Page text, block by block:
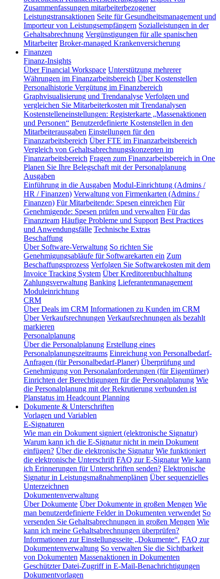
Zusammenfassungen mitarbeiterbezogener
Leistungstransaktionen Seite für Gesundheitsmanagement und
Importeur von Leistungsempfängern Sozialleistungen in der
Gehaltsabrechnung Vergünstigungen für alle spanischen
Mitarbeiter Broker-managed Krankenversicherung
Finanzen
Finanz-Insights
Über Financial Workspace Unterstützung mehrerer
Währungen im Finanzarbeitsbereich Über Kostenstellen
Personalhistorie Vergütung im Finanzbereich
Graphvisualisierung und Trendanalyse Verfolgen und
vergleichen Sie Mitarbeiterkosten mit Trendanalysen
Kostenstelleneinstellungen: Registerkarte „Massenaktionen
und Personen“ Benutzerdefinierte Kostenstellen in den
Mitarbeiterausgaben Einstellungen für den
Finanzarbeitsbereich Über FTE im Finanzarbeitsbereich
Vergleich von Gehaltsabrechnungskonzepten im
Finanzarbeitsbereich Fragen zum Finanzarbeitsbereich in One
Planen Sie Ihre Belegschaft mit der Personalplanung
Ausgaben
Einführung in die Ausgaben Modul-Einrichtung (Admins /
HR / Finanzen) Verwaltung von Firmenkarten (Admins /
Finanzen) Für Mitarbeitende: Spesen einreichen Für
Genehmigende: Spesen prüfen und verwalten Für das
Finanzteam Häufige Probleme und Support Best Practices
und Anwendungsfälle Technische Extras
Beschaffung
Über Software-Verwaltung So richten Sie
Genehmigungsabläufe für Softwarekarten ein Zum
Beschaffungsprozess Verfolgen Sie Softwarekosten mit dem
Invoice Tracking System Über Kreditorenbuchhaltung
Zahlungsverwaltung Banking Lieferantenmanagement
Moduleinrichtung
CRM
Über Deals im CRM Informationen zu Kunden im CRM
Über Verkaufsrechnungen Verkaufsrechnungen als bezahlt
markieren
Personalplanung
Über die Personalplanung Erstellung eines
Personalplanungszeitraums Einreichung von Personalbedarf-
Anfragen (für Personalbedarf-Planer) Überprüfung und
Genehmigung von Personalanforderungen (für Eigentümer)
Einrichten der Berechtigungen für die Personalplanung Wie
die Personalplanung mit der Rekrutierung verbunden ist
Planstatus im Headcount Planning
Dokumente & Unterschriften
Vorlagen und Variablen
E-Signaturen
Wie man ein Dokument signiert (elektronische Signatur)
Warum kann ich die E-Signatur nicht in mein Dokument
einfügen? Über die elektronische Signatur Wie funktioniert
die elektronische Unterschrift FAQ zur E-Signatur Wie kann
ich Erinnerungen für Unterschriften senden? Elektronische
Signatur in Leistungsmaßnahmenplänen Über sequenzielles
Unterzeichnen
Dokumentenverwaltung
Über Dokumente Über Dokumente in großen Mengen Wie
man benutzerdefinierte Felder in Dokumenten verwendet So
versenden Sie Gehaltsabrechnungen in großen Mengen Wie
kann ich meine Gehaltsabrechnungen überprüfen?
Informationen zur Einstellungsseite „Dokumente“. FAQ zur
Dokumentenverwaltung So verwalten Sie die Sichtbarkeit
von Dokumenten Massenaktionen in Dokumenten
Geschützter Datei-Zugriff in E-Mail-Benachrichtigungen
Dokumentvorlagen